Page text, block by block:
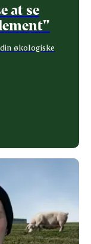
at se
økologiske